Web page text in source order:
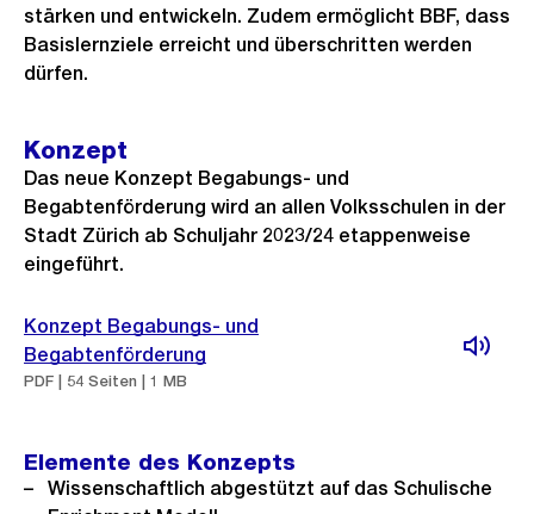
stärken und entwickeln. Zudem ermöglicht BBF, dass
Basislernziele erreicht und überschritten werden
dürfen.
Konzept
Das neue Konzept Begabungs- und
Begabtenförderung wird an allen Volksschulen in der
Stadt Zürich ab Schuljahr 2023/24 etappenweise
eingeführt.
Konzept Begabungs- und
Begabtenförderung
PDF | 54 Seiten | 1 MB
Elemente des Konzepts
Wissenschaftlich abgestützt auf das Schulische